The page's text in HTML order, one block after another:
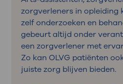
zorgverleners in opleiding
zelf onderzoeken en
gebeurt altijd onder
een zorgverlener met
Zo kan OLVG patiënten
juiste zorg blijven bieden.